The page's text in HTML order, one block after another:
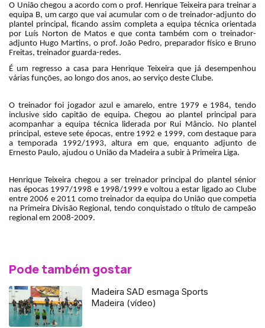
O União chegou a acordo com o prof. Henrique Teixeira para treinar a
equipa B, um cargo que vai acumular com o de treinador-adjunto do
plantel principal, ficando assim completa a equipa técnica orientada
por Luís Norton de Matos e que conta também com o treinador-
adjunto Hugo Martins, o prof. João Pedro, preparador físico e Bruno
Freitas, treinador guarda-redes.
É um regresso a casa para Henrique Teixeira que já desempenhou
várias funções, ao longo dos anos, ao serviço deste Clube.
O treinador foi jogador azul e amarelo, entre 1979 e 1984, tendo
inclusive sido capitão de equipa. Chegou ao plantel principal para
acompanhar a equipa técnica liderada por Rui Mâncio. No plantel
principal, esteve sete épocas, entre 1992 e 1999, com destaque para
a temporada 1992/1993, altura em que, enquanto adjunto de
Ernesto Paulo, ajudou o União da Madeira a subir à Primeira Liga.
Henrique Teixeira chegou a ser treinador principal do plantel sénior
nas épocas 1997/1998 e 1998/1999 e voltou a estar ligado ao Clube
entre 2006 e 2011 como treinador da equipa do União que competia
na Primeira Divisão Regional, tendo conquistado o título de campeão
regional em 2008-2009.
Pode também gostar
Madeira SAD esmaga Sports
Madeira (vídeo)